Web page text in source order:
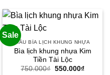
Sale
MẪU BÌA LỊCH KHUNG NHỰA
Bìa lịch khung nhựa Kim
Tiền Tài Lộc
750.000₫ Giá
550.000₫Giá